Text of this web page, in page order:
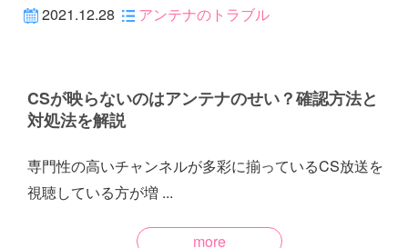
2021.12.28 アンテナのトラブル
CSが映らないのはアンテナのせい？確認方法と
対処法を解説
専門性の高いチャンネルが多彩に揃っているCS放送を
視聴している方が増 ...
more